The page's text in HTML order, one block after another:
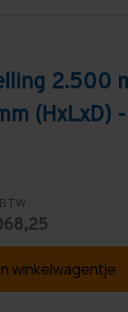
2.500
(HxLxD)
winkelwagentje